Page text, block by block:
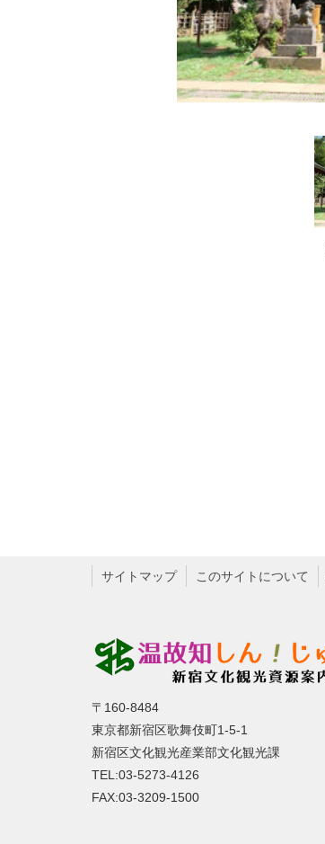
サイトマップ このサイトについて
〒160-8484
東京都新宿区歌舞伎町1-5-1
新宿区文化観光産業部文化観光課
TEL:03-5273-4126
FAX:03-3209-1500